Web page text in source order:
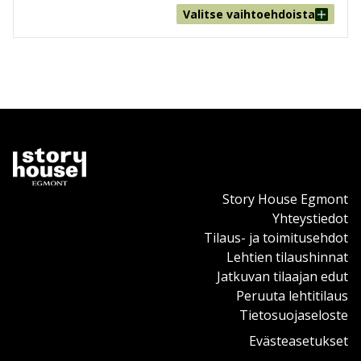
Valitse vaihtoehdoista
Story House Egmont
Yhteystiedot
Tilaus- ja toimitusehdot
Lehtien tilaushinnat
Jatkuvan tilaajan edut
Peruuta lehtitilaus
Tietosuojaseloste
Evästeasetukset